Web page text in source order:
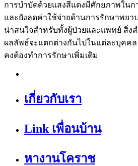
การบำบัดด้วยแสงสีแดงมีศักยภาพในก
และยังลดค่าใช้จ่ายด้านการรักษาพยา
น่าสนใจสำหรับทั้งผู้ป่วยและแพทย์ สิ่ง
ผลลัพธ์จะแตกต่างกันไปในแต่ละบุคค
คงต้องทำการรักษาเพิ่มเติม
เกี่ยวกับเรา
Link เพื่อนบ้าน
หางานโคราช